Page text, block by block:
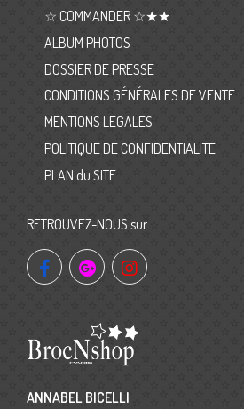
☆ COMMANDER ☆★★
ALBUM PHOTOS
DOSSIER DE PRESSE
CONDITIONS GÉNÉRALES DE VENTE
MENTIONS LEGALES
POLITIQUE DE CONFIDENTIALITE
PLAN du SITE
RETROUVEZ-NOUS sur
ANNABEL BICELLI